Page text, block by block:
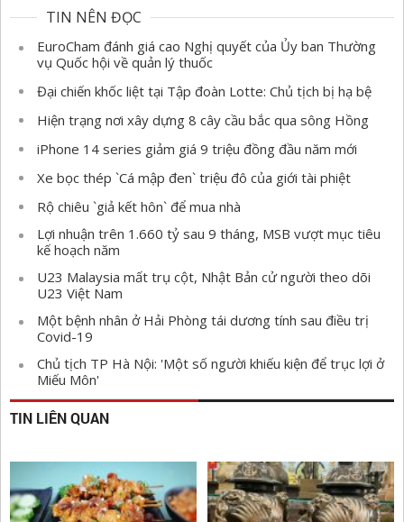
TIN NÊN ĐỌC
EuroCham đánh giá cao Nghị quyết của Ủy ban Thường
vụ Quốc hội về quản lý thuốc
Đại chiến khốc liệt tại Tập đoàn Lotte: Chủ tịch bị hạ bệ
Hiện trạng nơi xây dựng 8 cây cầu bắc qua sông Hồng
iPhone 14 series giảm giá 9 triệu đồng đầu năm mới
Xe bọc thép `Cá mập đen` triệu đô của giới tài phiệt
Rộ chiêu `giả kết hôn` để mua nhà
Lợi nhuận trên 1.660 tỷ sau 9 tháng, MSB vượt mục tiêu
kế hoạch năm
U23 Malaysia mất trụ cột, Nhật Bản cử người theo dõi
U23 Việt Nam
Một bệnh nhân ở Hải Phòng tái dương tính sau điều trị
Covid-19
Chủ tịch TP Hà Nội: 'Một số người khiếu kiện để trục lợi ở
Miếu Môn'
TIN LIÊN QUAN